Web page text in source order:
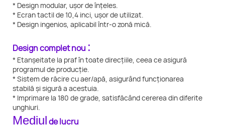
* Design modular, ușor de înțeles.
* Ecran tactil de 10,4 inci, ușor de utilizat.
* Design ingenios, aplicabil într-o zonă mică.
Design complet nou :
* Etanșeitate la praf în toate direcțiile, ceea ce asigură
programul de producție.
* Sistem de răcire cu aer/apă, asigurând funcționarea
stabilă și sigură a acestuia.
* Imprimare la 180 de grade, satisfăcând cererea din diferite
unghiuri.
Mediulde lucru